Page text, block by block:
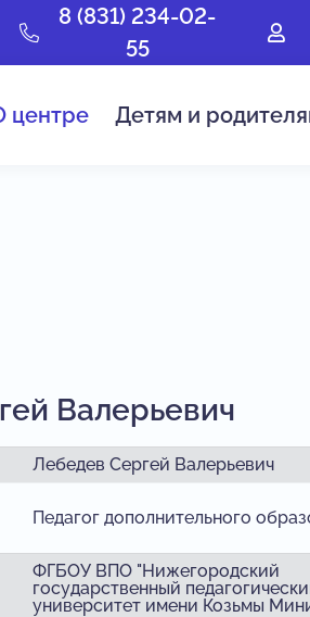
8 (831) 234-02-
55
центре Детям и
Валерьевич
Лебедев Сергей Валерьевич
Педагог дополнительного
ФГБОУ ВПО "Нижегородский
государственный
университет имени Козьмы